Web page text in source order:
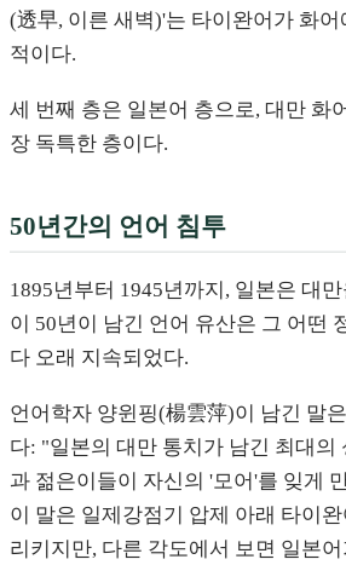
(透早, 이른 새벽)'는 타이완어가 화
적이다.
세 번째 층은 일본어 층으로, 대만 화
장 독특한 층이다.
50년간의 언어 침투
1895년부터 1945년까지, 일본은 대
이 50년이 남긴 언어 유산은 그 어떤
다 오래 지속되었다.
언어학자 양윈핑(楊雲萍)이 남긴 말
다: "일본의 대만 통치가 남긴 최대의
과 젊은이들이 자신의 '모어'를 잊게
이 말은 일제강점기 압제 아래 타이
리키지만, 다른 각도에서 보면 일본